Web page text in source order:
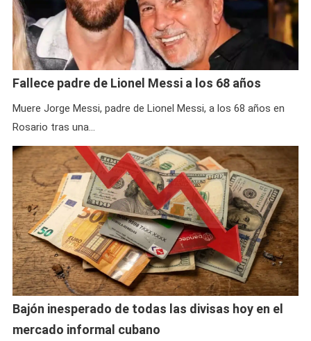
Fallece padre de Lionel Messi a los 68 años
Muere Jorge Messi, padre de Lionel Messi, a los 68 años en
Rosario tras una…
Bajón inesperado de todas las divisas hoy en el
mercado informal cubano